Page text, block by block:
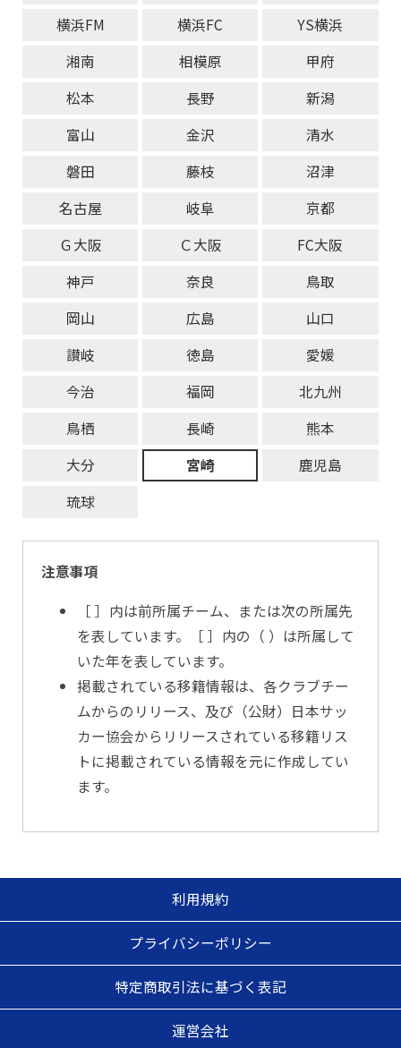
横浜FM
横浜FC
YS横浜
湘南
相模原
甲府
松本
長野
新潟
富山
金沢
清水
磐田
藤枝
沼津
名古屋
岐阜
京都
Ｇ大阪
Ｃ大阪
FC大阪
神戸
奈良
鳥取
岡山
広島
山口
讃岐
徳島
愛媛
今治
福岡
北九州
鳥栖
長崎
熊本
大分
宮崎
鹿児島
琉球
注意事項
［ ］内は前所属チーム、または次の所属先
を表しています。［ ］内の（ ）は所属して
いた年を表しています。
掲載されている移籍情報は、各クラブチー
ムからのリリース、及び（公財）日本サッ
カー協会からリリースされている移籍リス
トに掲載されている情報を元に作成してい
ます。
利用規約
プライバシーポリシー
特定商取引法に基づく表記
運営会社